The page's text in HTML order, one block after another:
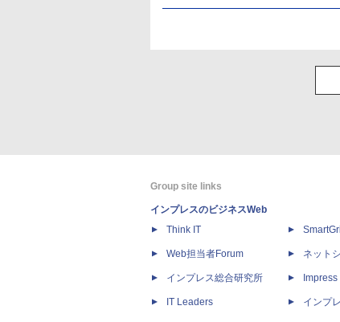
Group site links
インプレスのビジネスWeb
Think IT
Web担当者Forum
インプレス総合研究所
IT Leaders
ネット
インプ